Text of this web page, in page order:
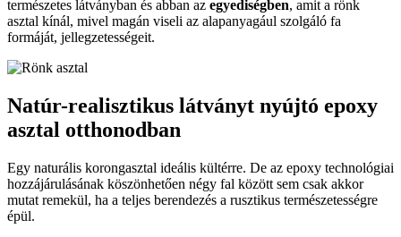
természetes látványban és abban az egyediségben, amit a rönk
asztal kínál, mivel magán viseli az alapanyagául szolgáló fa
formáját, jellegzetességeit.
Natúr-realisztikus látványt nyújtó epoxy
asztal otthonodban
Egy naturális korongasztal ideális kültérre. De az epoxy technológiai
hozzájárulásának köszönhetően négy fal között sem csak akkor
mutat remekül, ha a teljes berendezés a rusztikus természetességre
épül.